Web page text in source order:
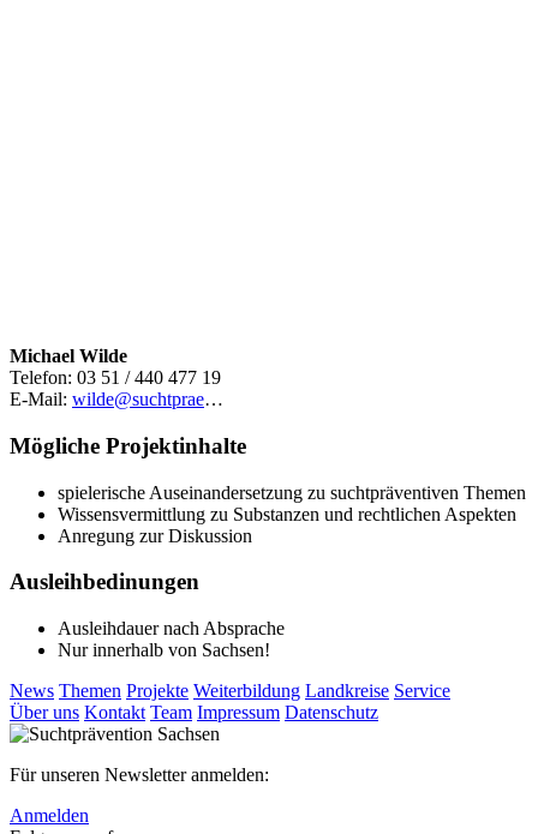
Michael Wilde
Telefon: 03 51 / 440 477 19
E-Mail: wilde@suchtprae…
Mögliche Projektinhalte
spielerische Auseinandersetzung zu suchtpräventiven Themen
Wissensvermittlung zu Substanzen und rechtlichen Aspekten
Anregung zur Diskussion
Ausleihbedinungen
Ausleihdauer nach Absprache
Nur innerhalb von Sachsen!
News Themen Projekte Weiterbildung Landkreise Service
Über uns Kontakt Team Impressum Datenschutz
Für unseren Newsletter anmelden:
Anmelden